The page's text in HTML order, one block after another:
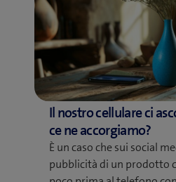
casa
durante
le
vacanze
Il nostro cellulare ci
ce ne accorgiamo?
È un caso che sui social
pubblicità di un prodotto